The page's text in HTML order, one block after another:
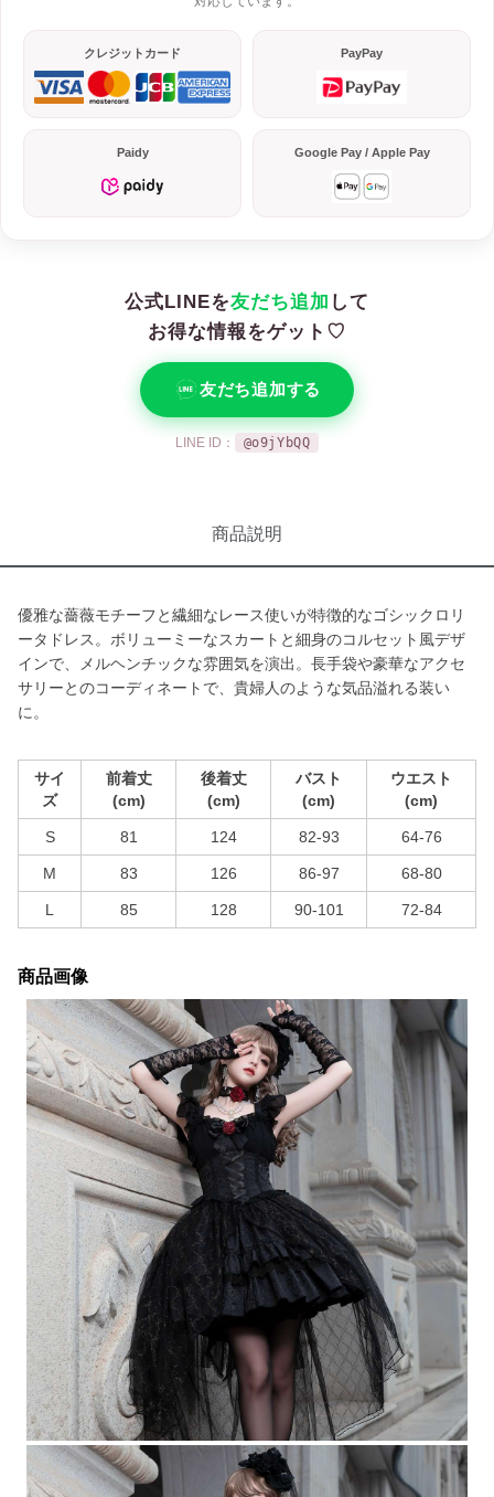
クレジットカード PayPay
Paidy Google Pay / Apple Pay
公式LINEを友だち追加 して
お得な情報をゲット♡
友だち追加する
LINE ID： @o9jYbQQ
商品説明
優雅な薔薇モチーフと繊細なレース使いが特徴的なゴシックロリ
ータドレス。ボリューミーなスカートと細身のコルセット風デザ
インで、メルヘンチックな雰囲気を演出。長手袋や豪華なアクセ
サリーとのコーディネートで、貴婦人のような気品溢れる装い
に。
サイ
ズ
前着丈
(cm)
後着丈
(cm)
バスト
(cm)
ウエスト
(cm)
S 81 124 82-93 64-76
M 83 126 86-97 68-80
L 85 128 90-101 72-84
商品画像